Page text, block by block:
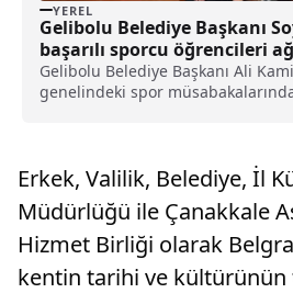
YEREL
Gelibolu Belediye Başkanı
başarılı sporcu öğrencileri
haberi
Gelibolu Belediye Başkanı Ali
genelindeki spor müsabakalarında
Anadolu L...
Erkek, Valilik, Belediye, İl
Müdürlüğü ile Çanakkale
Hizmet Birliği olarak
kentin tarihi ve kültürünün